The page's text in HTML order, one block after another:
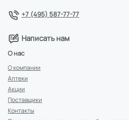
+7 (495) 587-77-77
Написать нам
О нас
О компании
Аптеки
Акции
Поставщики
Контакты